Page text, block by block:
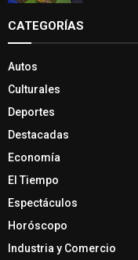
CATEGORÍAS
Autos
Culturales
Deportes
Destacadas
Economía
El Tiempo
Espectáculos
Horóscopo
Industria y Comercio